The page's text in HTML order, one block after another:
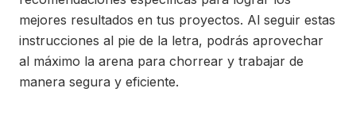
mejores resultados en tus proyectos. Al seguir estas
instrucciones al pie de la letra, podrás aprovechar
al máximo la arena para chorrear y trabajar de
manera segura y eficiente.